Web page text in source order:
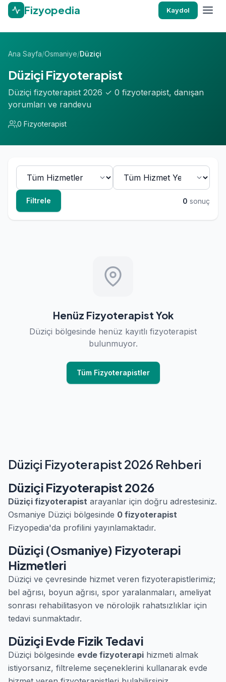
Fizyopedia Kaydol
Ana Sayfa/Osmaniye/Düziçi
Düziçi Fizyoterapist
Düziçi fizyoterapist 2026 ✓ 0 fizyoterapist, danışan
yorumları ve randevu
0 Fizyoterapist
Filtrele 0 sonuç
Henüz Fizyoterapist Yok
Düziçi bölgesinde henüz kayıtlı fizyoterapist
bulunmuyor.
Tüm Fizyoterapistler
Düziçi Fizyoterapist 2026 Rehberi
Düziçi Fizyoterapist 2026
Düziçi fizyoterapist arayanlar için doğru adrestesiniz.
Osmaniye Düziçi bölgesinde 0 fizyoterapist
Fizyopedia'da profilini yayınlamaktadır.
Düziçi (Osmaniye) Fizyoterapi
Hizmetleri
Düziçi ve çevresinde hizmet veren fizyoterapistlerimiz;
bel ağrısı, boyun ağrısı, spor yaralanmaları, ameliyat
sonrası rehabilitasyon ve nörolojik rahatsızlıklar için
tedavi sunmaktadır.
Düziçi Evde Fizik Tedavi
Düziçi bölgesinde evde fizyoterapi hizmeti almak
istiyorsanız, filtreleme seçeneklerini kullanarak evde